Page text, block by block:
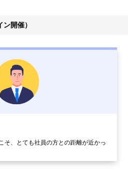
開催）
そ、とても社員の方との距離が近かっ